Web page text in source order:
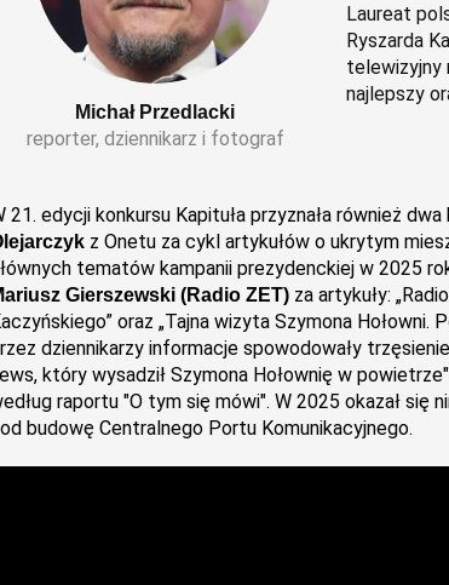
Michał Przedlacki
reporter, dziennikarz i fotograf
Laureat
Ryszarda
telewizyjny
najlepszy
21. edycji konkursu Kapituła przyznała również
z Onetu za cykl artykułów o ukrytym
tematów kampanii prezydenckiej w 2025
Gierszewski (Radio ZET)za artykuły:
oraz „Tajna wizyta Szymona
dziennikarzy informacje spowodowały
który wysadził Szymona Hołownię w
raportu "O tym się mówi". W 2025 okazał się
budowę Centralnego Portu Komunikacyjnego.